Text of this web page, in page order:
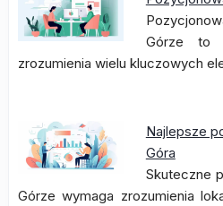
Górze to
zrozumienia wielu kluczowych
Najlepsze
Góra
Skuteczne
Górze wymaga zrozumienia